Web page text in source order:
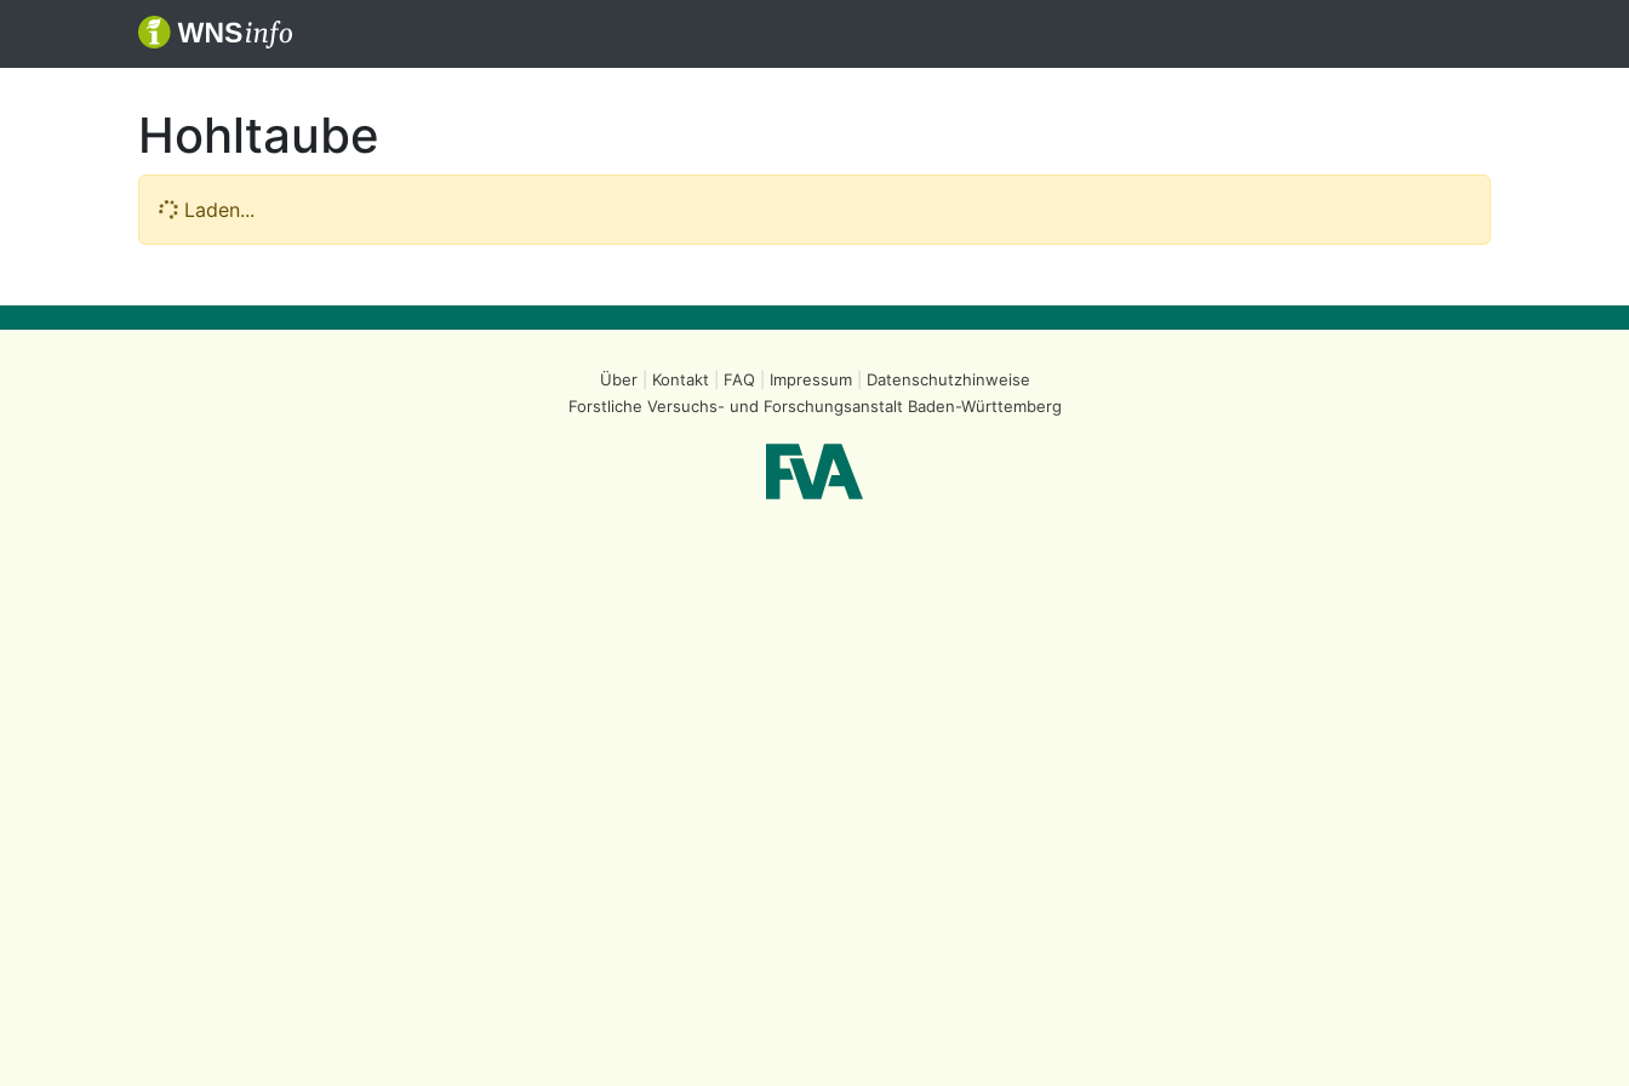
Hohltaube
Laden...
Über Kontakt FAQ Impressum
Datenschutzhinweise
Forstliche Versuchs- und Forschungsanstalt Baden-Württemberg